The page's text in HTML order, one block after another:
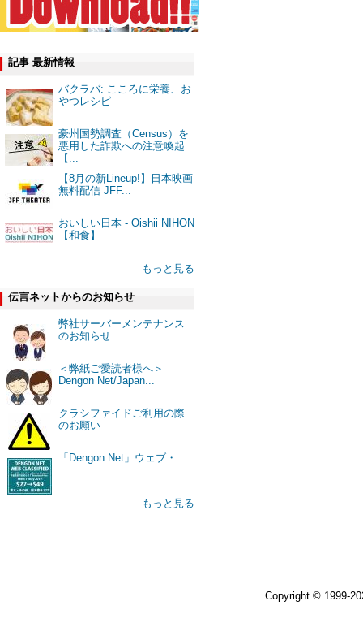
記事 最新情報
バクラバ: こころに栄養、お
やつレシピ
豪州国勢調査（Census）を
悪用した詐欺への注意喚起
【...
【8月の新Lineup!】日本映画
無料配信 JFF...
おいしい日本 - Oishii NIHON
【和食】
もっと見る
伝言ネットからのお知らせ
弊社サーバーメンテナンス
のお知らせ
＜弊紙ご愛読者様へ＞
Dengon Net/Japan...
クラシファイドご利用の際
のお願い
「Dengon Net」ウェブ・...
もっと見る
Copyright © 1999-